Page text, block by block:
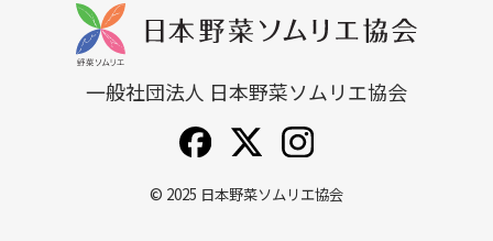
一般社団法人 日本野菜ソムリエ協会
© 2025 日本野菜ソムリエ協会